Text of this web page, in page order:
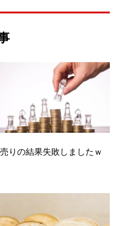
りの結果失敗しましたｗ